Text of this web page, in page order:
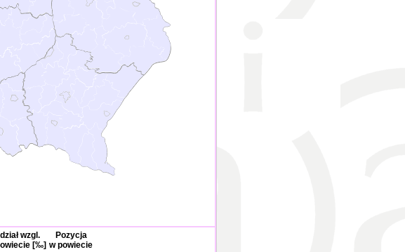
wzgl.
[‰]
Pozycja
w powiecie